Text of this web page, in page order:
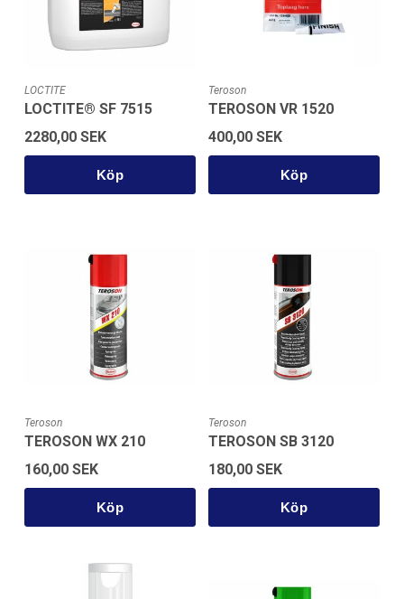
LOCTITE
LOCTITE® SF 7515
2280,00 SEK
Köp
Teroson
TEROSON VR 1520
400,00 SEK
Köp
Teroson
TEROSON WX 210
160,00 SEK
Köp
Teroson
TEROSON SB 3120
180,00 SEK
Köp